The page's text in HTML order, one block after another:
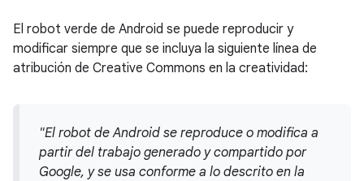
El robot verde de Android se puede reproducir y
modificar siempre que se incluya la siguiente línea de
atribución de Creative Commons en la creatividad:
"El robot de Android se reproduce o modifica a
partir del trabajo generado y compartido por
Google, y se usa conforme a lo descrito en la